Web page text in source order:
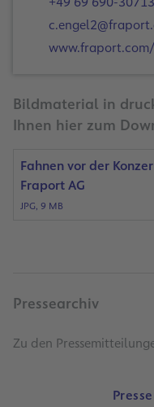
Bildmaterial in
Ihnen hier zum
Fahnen vor der
Fraport AG
JPG, 9 MB
Pressearchiv
Zu den